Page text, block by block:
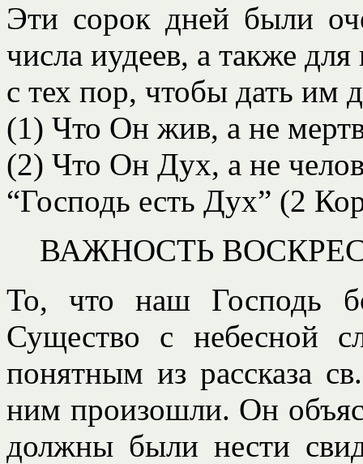
Эти сорок дней были
числа иудеев, а также
с тех пор, чтобы дать им
(1) Что Он жив, а не
(2) Что Он Дух, а не
“Господь есть Дух” (2
ВАЖНОСТЬ
То, что наш Господь
Существо с небесной
понятным из рассказа
ним произошли. Он
должны были нести